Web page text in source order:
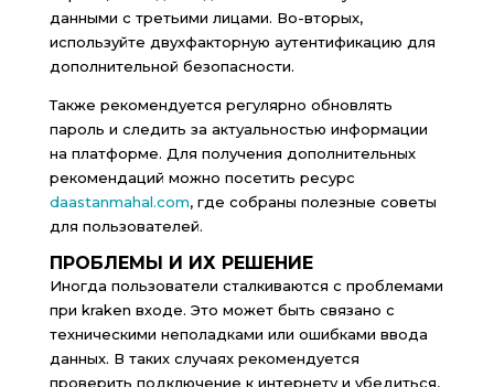
данными с третьими лицами. Во-вторых,
используйте двухфакторную аутентификацию для
дополнительной безопасности.
Также рекомендуется регулярно обновлять
пароль и следить за актуальностью информации
на платформе. Для получения дополнительных
рекомендаций можно посетить ресурс
daastanmahal.com, где собраны полезные советы
для пользователей.
ПРОБЛЕМЫ И ИХ РЕШЕНИЕ
Иногда пользователи сталкиваются с проблемами
при kraken входе. Это может быть связано с
техническими неполадками или ошибками ввода
данных. В таких случаях рекомендуется
проверить подключение к интернету и убедиться,